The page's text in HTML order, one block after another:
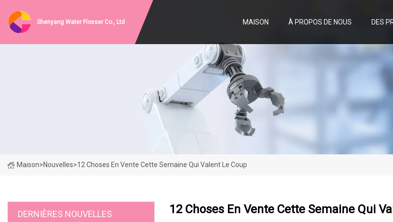
Shenyang Water Flosser Co., Ltd MAISON À PROPOS DE NOUS DES
Maison>Nouvelles>12 Choses En Vente Cette Semaine Qui Valent Le Coup
DERNIÈRES NOUVELLES 12 Choses En Vente Cette Semaine Qui